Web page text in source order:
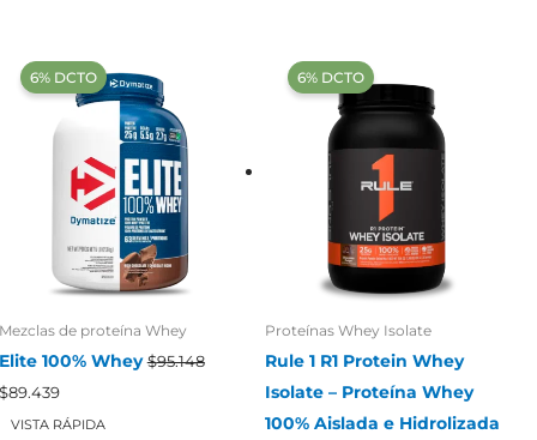
‍6% DCTO‍‍
Mezclas de proteína Whey
Elite 100% Whey $95.148
El
precio
original
$89.439El
actual
VISTA RÁPIDA
‍6% DCTO‍‍
Proteínas Whey Isolate
Rule 1 R1 Protein Whey
Isolate – Proteína Whey
100% Aislada e Hidrolizada